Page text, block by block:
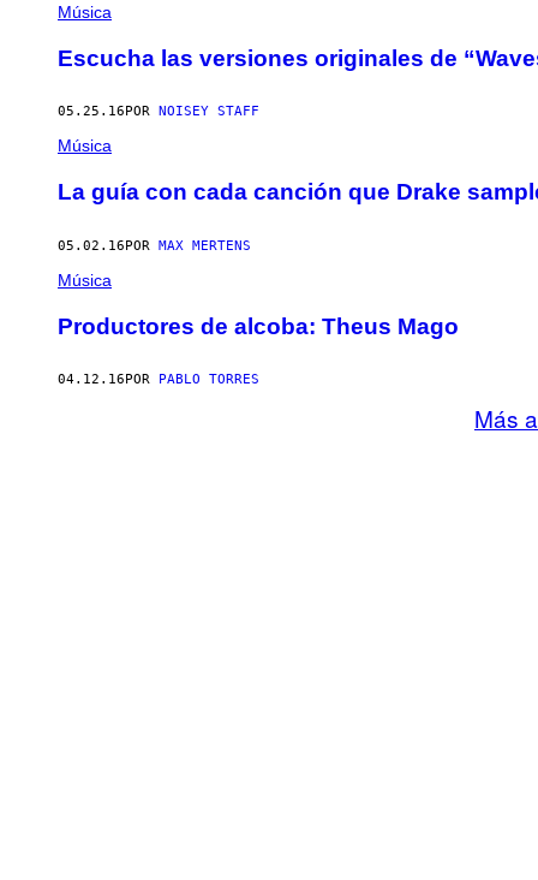
Música
Escucha las versiones originales de
05.25.16 POR NOISEY STAFF
Música
La guía con cada canción que Drake
05.02.16POR MAX MERTENS
Música
Productores de alcoba: Theus Mago
04.12.16 POR PABLO TORRES
Más